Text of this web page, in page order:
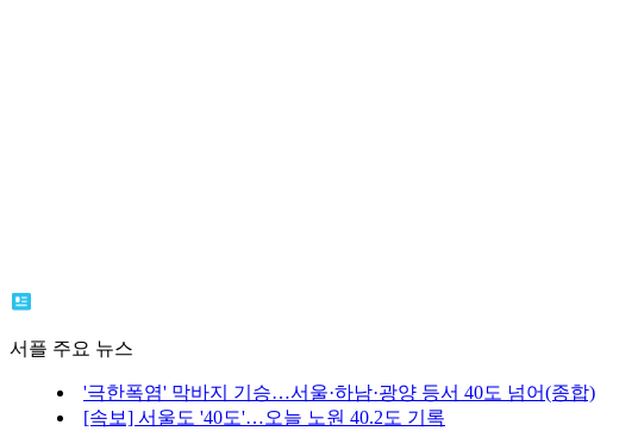
서플 주요 뉴스
'극한폭염' 막바지 기승…서울·하남·광양 등서 40도 넘어(종합)
[속보] 서울도 '40도'…오늘 노원 40.2도 기록